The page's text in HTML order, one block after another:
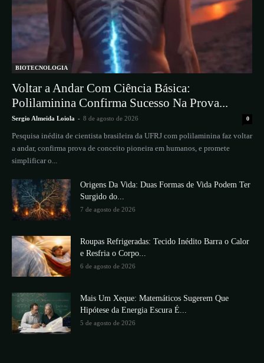
BIOTECNOLOGIA
Voltar a Andar Com Ciência Básica:
Polilaminina Confirma Sucesso Na Prova...
Sergio Almeida Loiola - 8 de agosto de 2026 0
Pesquisa inédita de cientista brasileira da UFRJ com polilaminina faz voltar
a andar, confirma prova de conceito pioneira em humanos, e promete
simplificar o...
Origens Da Vida: Duas Formas de Vida Podem Ter
Surgido do...
7 de agosto de 2026
Roupas Refrigeradas: Tecido Inédito Barra o Calor
e Resfria o Corpo...
6 de agosto de 2026
Mais Um Xeque: Matemáticos Sugerem Que
Hipótese da Energia Escura É...
5 de agosto de 2026